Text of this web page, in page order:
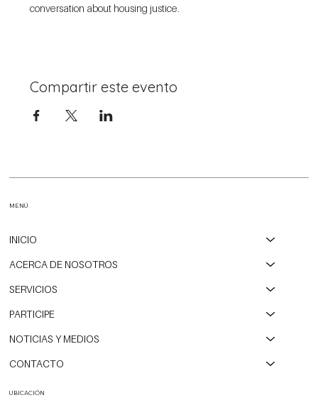
conversation about housing justice.
Compartir este evento
INICIO
ACERCA DE NOSOTROS
SERVICIOS
PARTICIPE
NOTICIAS Y MEDIOS
CONTACTO
MENÚ
UBICACIÓN